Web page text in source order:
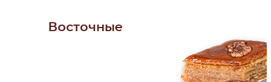
Восточные